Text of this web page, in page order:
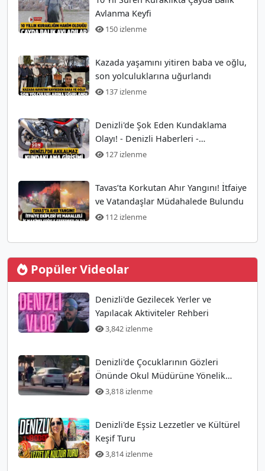
Avlanma Keyfi
150 izlenme
Kazada yaşamını yitiren baba ve oğlu,
son yolculuklarına uğurlandı
137 izlenme
Denizli'de Şok Eden Kundaklama
Olayı! - Denizli Haberleri -
HABERDENİZLİ.COM
127 izlenme
Tavas’ta Korkutan Ahır Yangını! İtfaiye
ve Vatandaşlar Müdahalede Bulundu
112 izlenme
Popüler Videolar
Denizli'de Gezilecek Yerler ve
Yapılacak Aktiviteler Rehberi
3,842 izlenme
Denizli'de Çocuklarının Gözleri
Önünde Okul Müdürüne Yönelik
Silahlı Saldırı Gerçekleşti
3,818 izlenme
Denizli'de Eşsiz Lezzetler ve Kültürel
Keşif Turu
3,814 izlenme